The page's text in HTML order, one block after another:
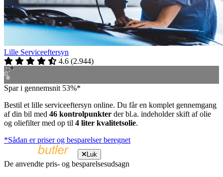
Lille Serviceeftersyn
4.6 (2.944)
Spar i gennemsnit 53%*
Bestil et lille serviceeftersyn online. Du får en komplet gennemgang
af din bil med 46 kontrolpunkter der bl.a. indeholder skift af olie
og oliefilter med op til 4 liter kvalitetsolie.
*Sådan er priser og besparelser beregnet
Luk
De anvendte pris- og besparelsesudsagn